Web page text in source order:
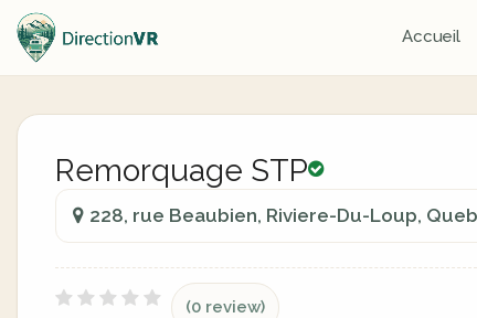
Accueil
Remorquage STP
228, rue Beaubien, Riviere-Du-Loup,
(0 review)